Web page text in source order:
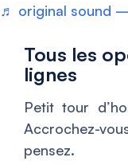
♬ original sound
Tous les
lignes
Petit tour
Accrochez-
pensez.